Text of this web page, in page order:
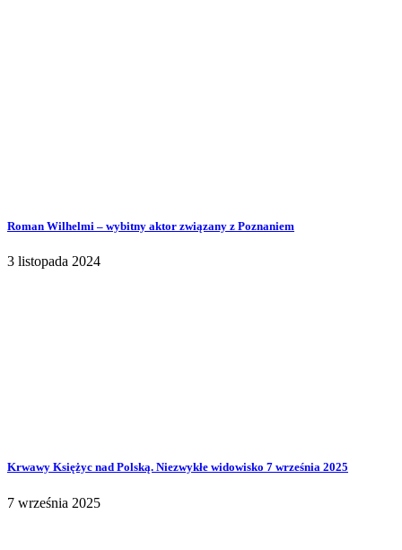
Roman Wilhelmi – wybitny aktor związany z Poznaniem
3 listopada 2024
Krwawy Księżyc nad Polską. Niezwykłe widowisko 7 września 2025
7 września 2025